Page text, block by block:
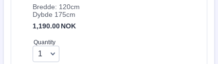
Bredde: 120cm
Dybde 175cm
1,190.00 NOK
1,190.00NOK
Quantity